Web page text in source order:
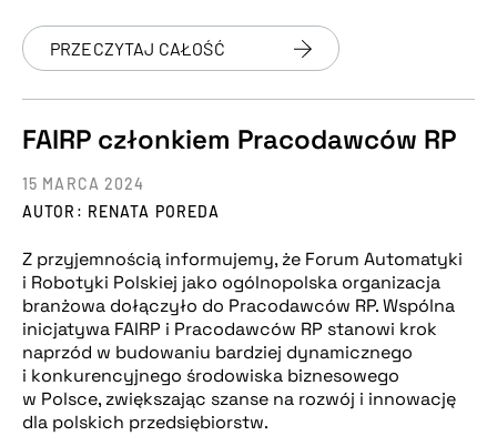
PRZECZYTAJ CAŁOŚĆ
FAIRP członkiem Pracodawców RP
AUTOR: RENATA POREDA
15 MARCA 2024
Z przyjemnością informujemy, że Forum Automatyki
i Robotyki Polskiej jako ogólnopolska organizacja
branżowa dołączyło do Pracodawców RP. Wspólna
inicjatywa FAIRP i Pracodawców RP stanowi krok
naprzód w budowaniu bardziej dynamicznego
i konkurencyjnego środowiska biznesowego
w Polsce, zwiększając szanse na rozwój i innowację
dla polskich przedsiębiorstw.